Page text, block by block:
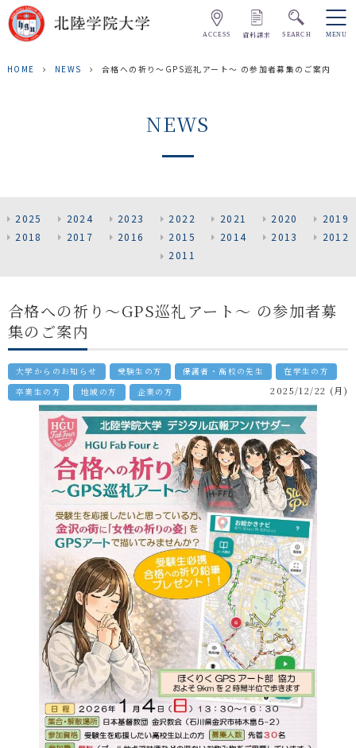
ACCESS 資料請求 SEARCH MENU
HOME NEWS 合格への祈り～GPS巡礼アート～ の参加者募集のご案内
NEWS
2025 2024 2023 2022 2021 2020
2019
2018
2017 2016 2015 2014 2013
2012
2011
合格への祈り～GPS巡礼アート～ の参加者募
集のご案内
大学からのお知らせ 受験生の方 保護者・高校の先生
在学生の方
卒業生の方
地域の方 企業の方 2025/12/22 (月)